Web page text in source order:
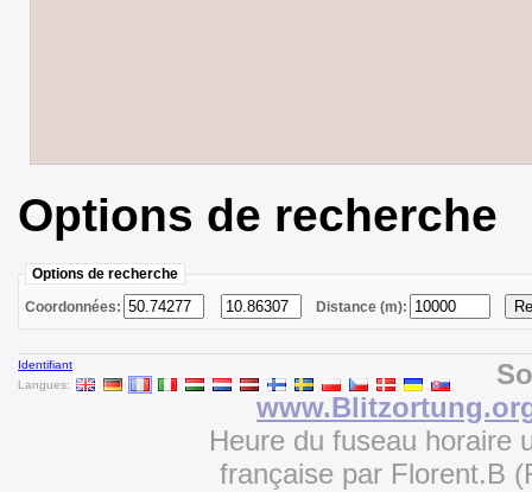
Options de recherche
Options de recherche
Coordonnées:
Distance (m):
Identifiant
Langues:
Heure du fuseau horaire
française par Florent.B